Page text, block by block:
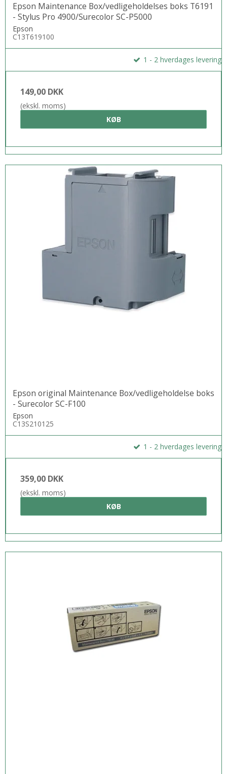
Epson Maintenance Box/vedligeholdelses boks T6191
- Stylus Pro 4900/Surecolor SC-P5000
Epson
C13T619100
1 - 2 hverdages levering
149,00 DKK
(ekskl. moms)
KØB
Epson original Maintenance Box/vedligeholdelse boks
- Surecolor SC-F100
Epson
C13S210125
1 - 2 hverdages levering
359,00 DKK
(ekskl. moms)
KØB